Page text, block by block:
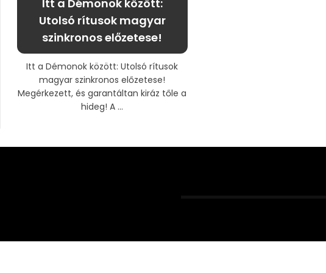
Itt a Démonok között:
Utolsó rítusok magyar
szinkronos előzetese!
Itt a Démonok között: Utolsó rítusok
magyar szinkronos előzetese!
Megérkezett, és garantáltan kiráz tőle a
hideg! A ...